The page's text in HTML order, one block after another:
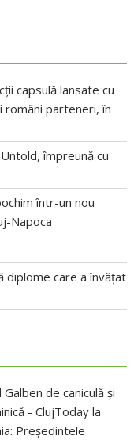
capsulă lansate cu
români parteneri, în
împreună cu
într-un nou
Napoca
diplome care a învățat
de caniculă și
- ClujToday la
Președintele